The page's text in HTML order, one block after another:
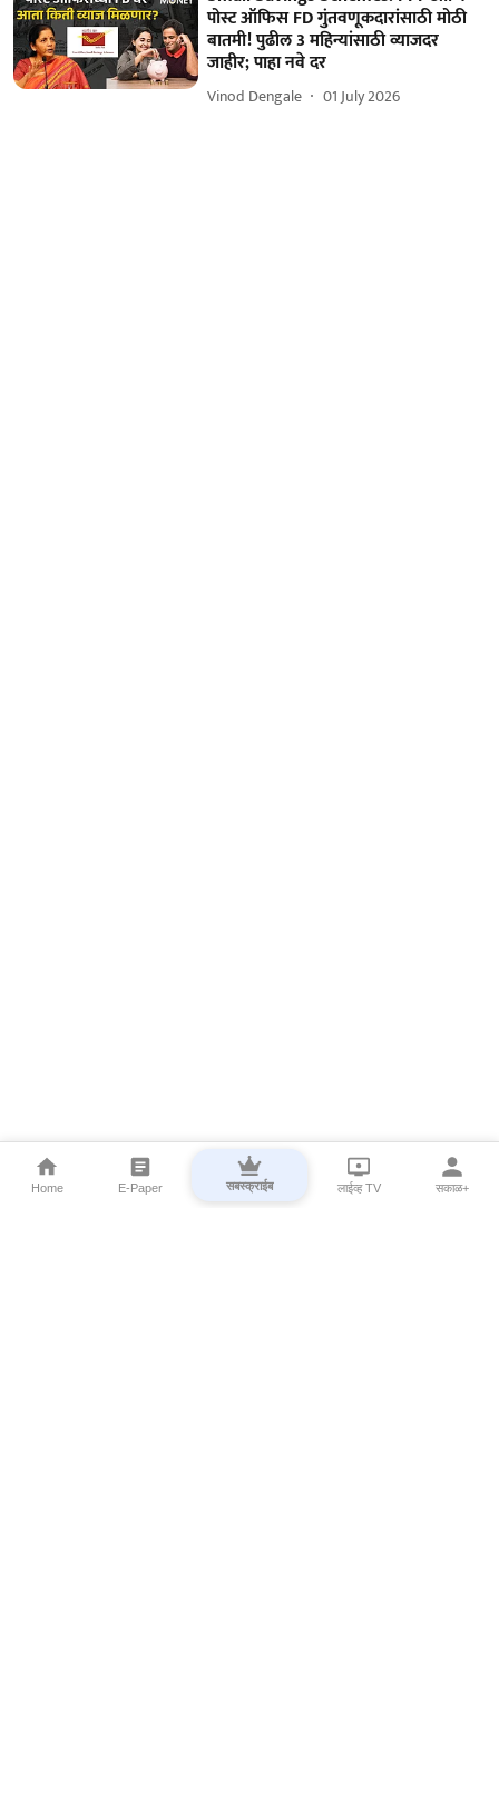
पोस्ट ऑफिस FD गुंतवणूकदारांसाठी मोठी
बातमी! पुढील 3 महिन्यांसाठी व्याजदर
जाहीर; पाहा नवे दर
Vinod Dengale 01 July 2026
Home E-Paper सबस्क्राईब लाईव्ह TV सकाळ+